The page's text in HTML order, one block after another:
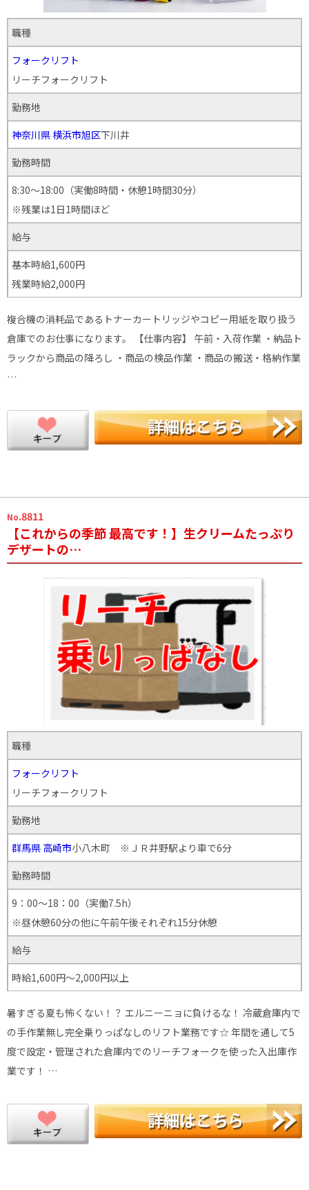
職種
フォークリフト
リーチフォークリフト
勤務地
神奈川県横浜市旭区下川井
勤務時間
8:30～18:00（実働8時間・休憩1時間30分）
※残業は1日1時間ほど
給与
基本時給1,600円
残業時給2,000円
複合機の消耗品であるトナーカートリッジやコピー用紙を取り扱う
倉庫でのお仕事になります。 【仕事内容】 午前・入荷作業 ・納品ト
ラックから商品の降ろし ・商品の検品作業 ・商品の搬送・格納作業
…
No.8811
【これからの季節 最高です！】生クリームたっぷり
デザートの…
職種
フォークリフト
リーチフォークリフト
勤務地
群馬県 高崎市小八木町 ※ＪＲ井野駅より車で6分
勤務時間
9：00～18：00（実働7.5h）
※昼休憩60分の他に午前午後それぞれ15分休憩
給与
時給1,600円～2,000円以上
暑すぎる夏も怖くない！？ エルニーニョに負けるな！ 冷蔵倉庫内で
の手作業無し完全乗りっぱなしのリフト業務です☆ 年間を通して5
度で設定・管理された倉庫内でのリーチフォークを使った入出庫作
業です！ …